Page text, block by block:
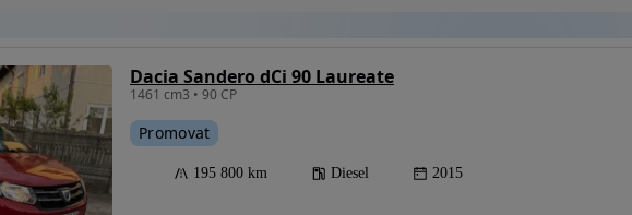
Dacia Sandero dCi 90 Laureate
1461 cm3 • 90 CP
Promovat
195 800 km Diesel 2015